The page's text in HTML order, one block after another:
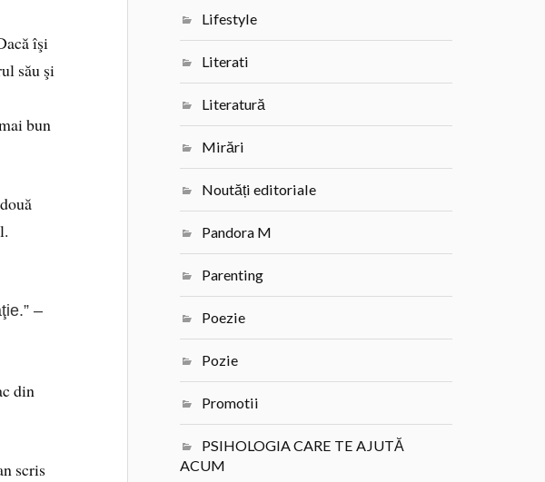
îşi
său şi
bun
–
din
scris
Lifestyle
Literati
Literatură
Mirări
Noutăți editoriale
Pandora M
Parenting
Poezie
Pozie
Promotii
PSIHOLOGIA CARE TE AJUTĂ
ACUM